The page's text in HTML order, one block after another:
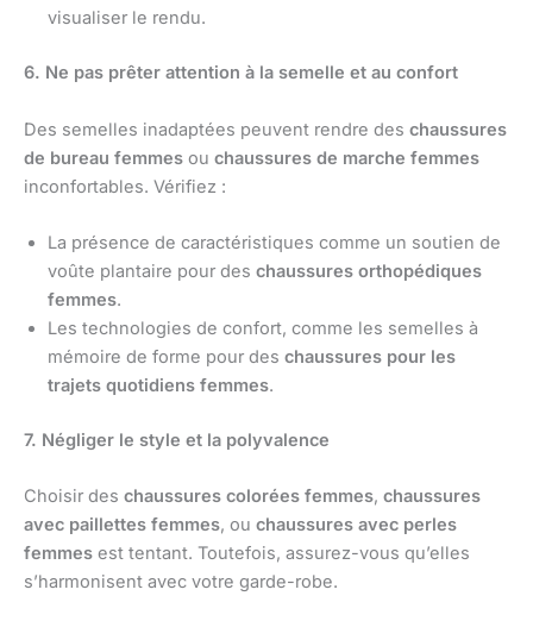
visualiser le rendu.
6. Ne pas prêter attention à la semelle et au confort
Des semelles inadaptées peuvent rendre des chaussures
de bureau femmes ou chaussures de marche femmes
inconfortables. Vérifiez :
La présence de caractéristiques comme un soutien de
voûte plantaire pour des chaussures orthopédiques
femmes.
Les technologies de confort, comme les semelles à
mémoire de forme pour des chaussures pour les
trajets quotidiens femmes.
7. Négliger le style et la polyvalence
Choisir des chaussures colorées femmes, chaussures
avec paillettes femmes, ou chaussures avec perles
femmes est tentant. Toutefois, assurez-vous qu’elles
s’harmonisent avec votre garde-robe.